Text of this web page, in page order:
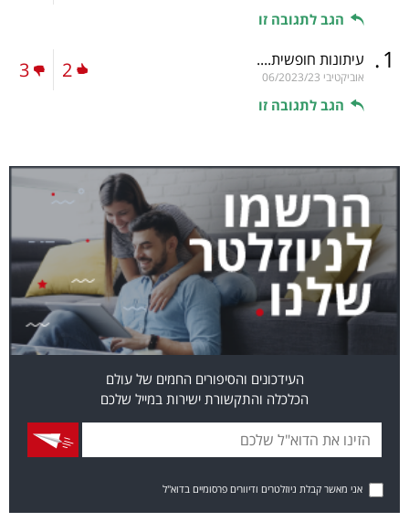
הגב לתגובה זו
1
. עיתונות חופשית....
אוביקטיבי 06/2023/23
הגב לתגובה זו
2
3
העידכונים והסיפורים החמים של עולם
הכלכלה והתקשורת ישירות במייל שלכם
אני מאשר קבלת ניוזלטרים ודיוורים פרסומיים בדוא"ל